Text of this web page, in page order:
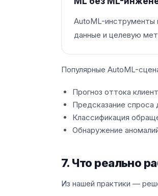
AutoML-инструменты
данные и целевую
Популярные AutoML-
Прогноз оттока
Предсказание спроса
Классификация
Обнаружение
7. Что реально
Из нашей практики —